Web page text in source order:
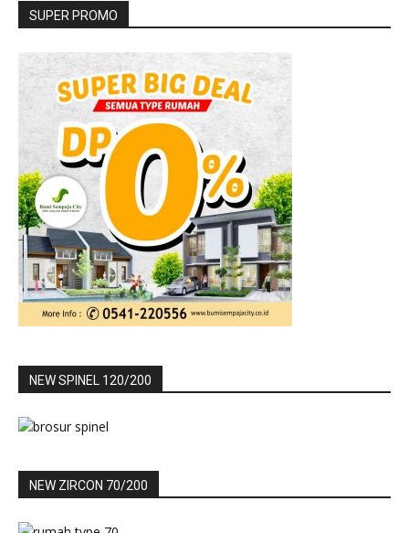
SUPER PROMO
NEW SPINEL 120/200
NEW ZIRCON 70/200